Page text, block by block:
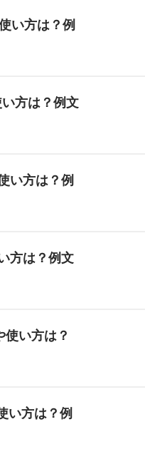
い方は？例
方は？例文
い方は？例
方は？例文
い方は？
い方は？例